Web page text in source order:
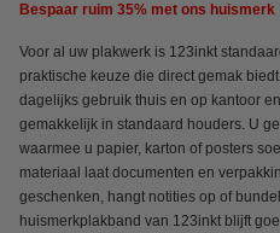
Bespaar ruim 35% met ons huismerk
Voor al uw plakwerk is 123inkt
praktische keuze die direct gemak
dagelijks gebruik thuis en op kantoor
gemakkelijk in standaard houders. U
waarmee u papier, karton of posters
materiaal laat documenten en
geschenken, hangt notities op of
huismerkplakband van 123inkt blijft